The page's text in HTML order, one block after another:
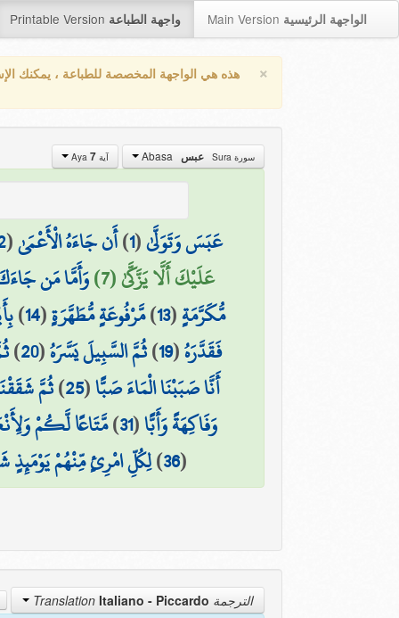
Printable Version واجهة الطباعة Main Version الواجهة الرئيسية
× هذه هي الواجهة المخصصة للطباعة ، يمكنك
سورة Sura عبس آية Aya 7
عَبَسَ وَتَوَلَّىٰ(
1
)أَن جَاءَهُ الْأَعْمَىٰ(
عَلَيْكَ أَلَّا يَزَّكَّىٰ (7) وَأَمَّا مَن
مُّكَرَّمَةٍ(
13
)مَّرْفُوعَةٍ مُّطَهَّرَةٍ(
14
)
فَقَدَّرَهُ(
19
)ثُمَّ السَّبِيلَ يَسَّرَهُ(
20
)
أَنَّا صَبَبْنَا الْمَاءَ صَبًّا(
25
)ثُمَّ
وَفَاكِهَةً وَأَبًّا(
31
)مَّتَاعًا لَّكُمْ
(
36
)لِكُلِّ امْرِئٍ مِّنْهُمْ يَوْمَئِذٍ
الترجمة Translation Italiano - Piccardo